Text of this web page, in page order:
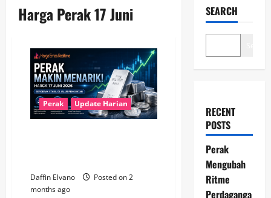
Harga Perak 17 Juni
Perak Update Harian
Daffin Elvano
Posted on 2
months ago
SEARCH
RECENT
POSTS
Perak
Mengubah
Ritme
Perdaganga